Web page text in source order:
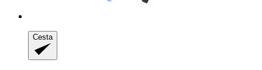
Cesta